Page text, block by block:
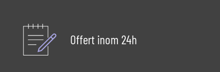
Offert inom 24h